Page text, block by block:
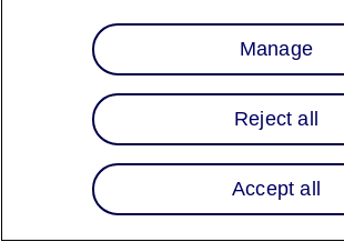
Manage
Reject all
Accept all